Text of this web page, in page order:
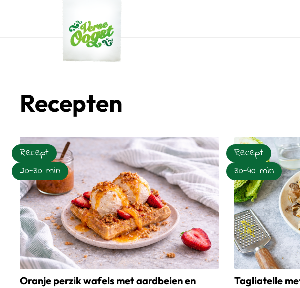
Recepten
Oranje perzik wafels met aardbeien en
Recept
20-30 min
Tagliatelle
Recept
30-40 min